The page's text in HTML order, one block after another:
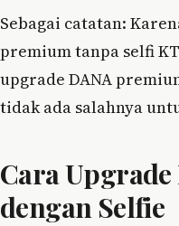
Sebagai catatan:
premium tanpa selfi
upgrade DANA
tidak ada salahnya
Cara
dengan Selfie